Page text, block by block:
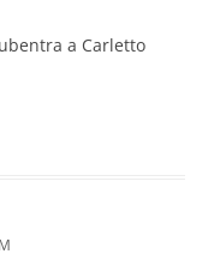
a Carletto